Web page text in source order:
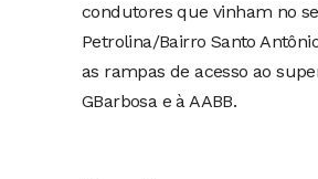
condutores que vinham no
Petrolina/Bairro Santo
as rampas de acesso ao
GBarbosa e à AABB.